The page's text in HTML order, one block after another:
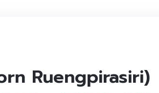
Ruengpirasiri)